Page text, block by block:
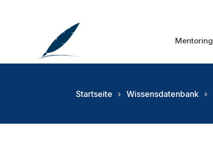
Mentoring
Startseite Wissensdatenbank